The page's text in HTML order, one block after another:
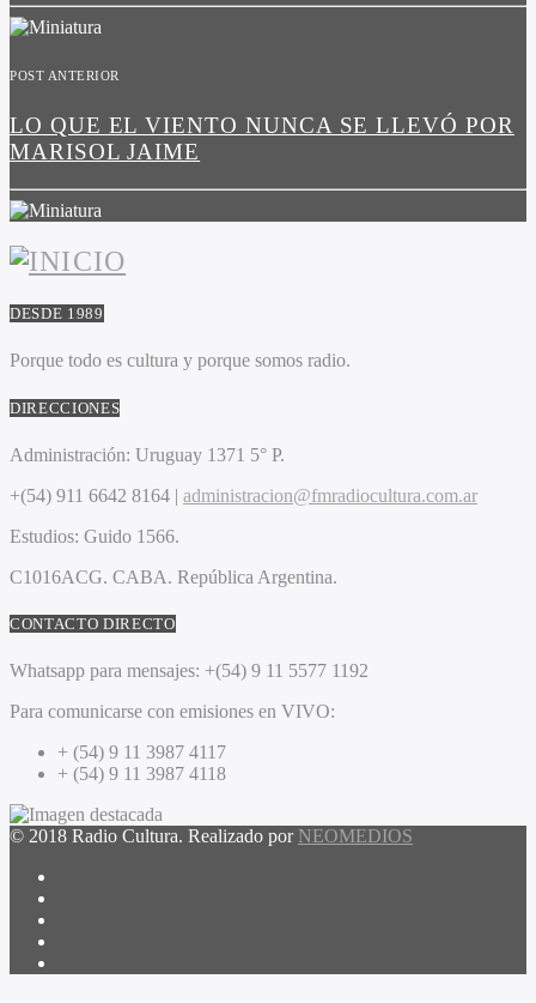
POST ANTERIOR
LO QUE EL VIENTO NUNCA SE LLEVÓ POR
MARISOL JAIME
DESDE 1989
Porque todo es cultura y porque somos radio.
DIRECCIONES
Administración: Uruguay 1371 5° P.
+(54) 911 6642 8164 | administracion@fmradiocultura.com.ar
Estudios: Guido 1566.
C1016ACG. CABA. República Argentina.
CONTACTO DIRECTO
Whatsapp para mensajes: +(54) 9 11 5577 1192
Para comunicarse con emisiones en VIVO:
+ (54) 9 11 3987 4117
+ (54) 9 11 3987 4118
© 2018 Radio Cultura. Realizado por NEOMEDIOS